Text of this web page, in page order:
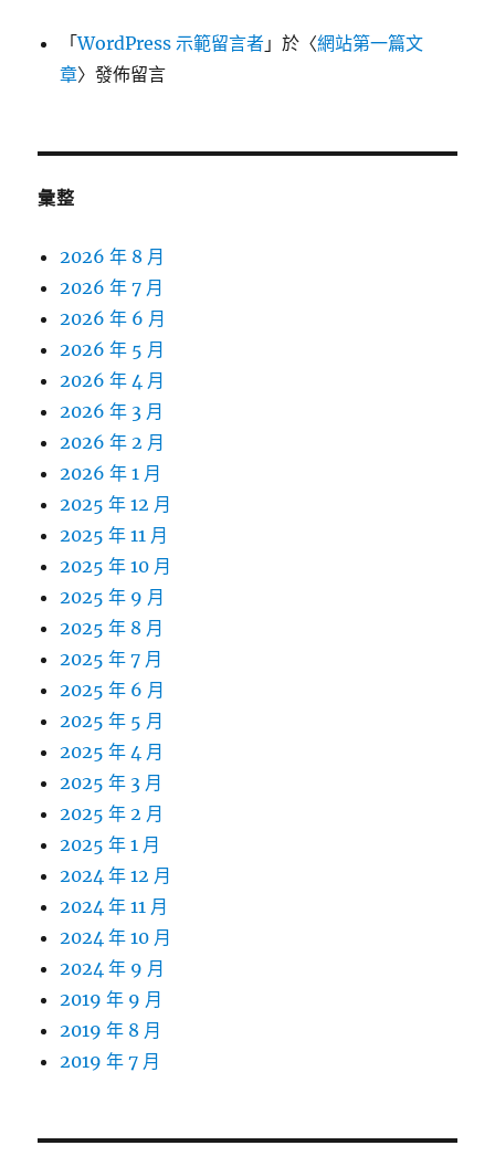
「WordPress 示範留言者 」於〈網站第一篇文
章〉發佈留言
彙整
2026 年 8 月
2026 年 7 月
2026 年 6 月
2026 年 5 月
2026 年 4 月
2026 年 3 月
2026 年 2 月
2026 年 1 月
2025 年 12 月
2025 年 11 月
2025 年 10 月
2025 年 9 月
2025 年 8 月
2025 年 7 月
2025 年 6 月
2025 年 5 月
2025 年 4 月
2025 年 3 月
2025 年 2 月
2025 年 1 月
2024 年 12 月
2024 年 11 月
2024 年 10 月
2024 年 9 月
2019 年 9 月
2019 年 8 月
2019 年 7 月